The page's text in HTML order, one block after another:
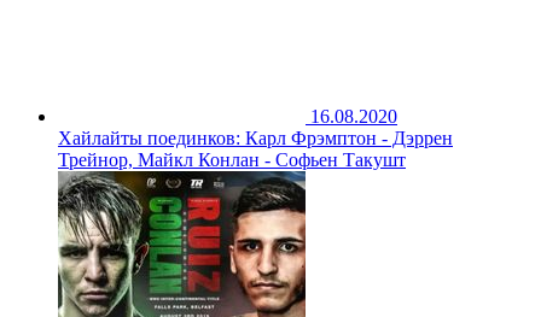
16.08.2020
Хайлайты поединков: Карл Фрэмптон - Дэррен
Трейнор, Майкл Конлан - Софьен Такушт